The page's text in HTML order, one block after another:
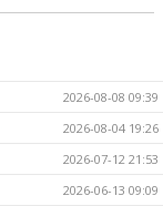
2026-08-08 09:39
2026-08-04 19:26
2026-07-12 21:53
2026-06-13 09:09